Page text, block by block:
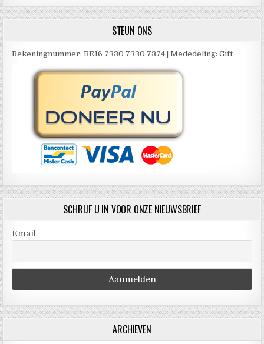
STEUN ONS
Rekeningnummer: BE16 7330 7330 7374 | Mededeling: Gift
SCHRIJF U IN VOOR ONZE NIEUWSBRIEF
Email
ARCHIEVEN